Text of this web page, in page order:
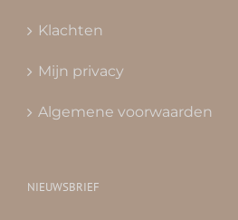
Klachten
Mijn privacy
Algemene voorwaarden
NIEUWSBRIEF